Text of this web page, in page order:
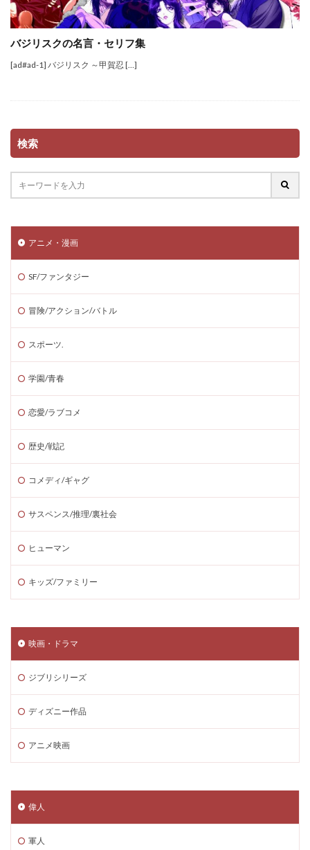
バジリスクの名言・セリフ集
[ad#ad-1] バジリスク ～甲賀忍 […]
検索
アニメ・漫画
SF/ファンタジー
冒険/アクション/バトル
スポーツ.
学園/青春
恋愛/ラブコメ
歴史/戦記
コメディ/ギャグ
サスペンス/推理/裏社会
ヒューマン
キッズ/ファミリー
映画・ドラマ
ジブリシリーズ
ディズニー作品
アニメ映画
偉人
軍人